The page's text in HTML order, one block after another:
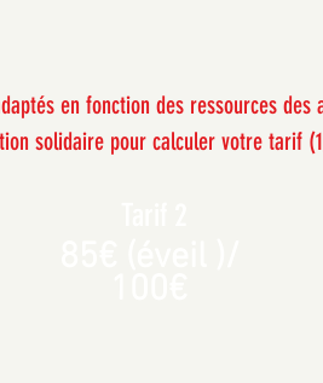
en fonction des ressources des
solidaire pour calculer votre tarif